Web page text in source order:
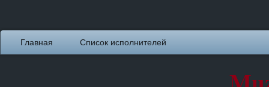
Главная Список исполнителей